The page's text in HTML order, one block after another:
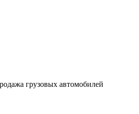
грузовых автомобилей